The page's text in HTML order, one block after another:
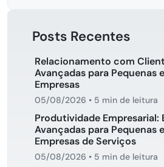
Posts Recentes
Relacionamento com
Avançadas para Pequenas
Empresas
05/08/2026 • 5 min de leitura
Produtividade Empresarial:
Avançadas para Pequenas
Empresas de Serviços
05/08/2026 • 5 min de leitura